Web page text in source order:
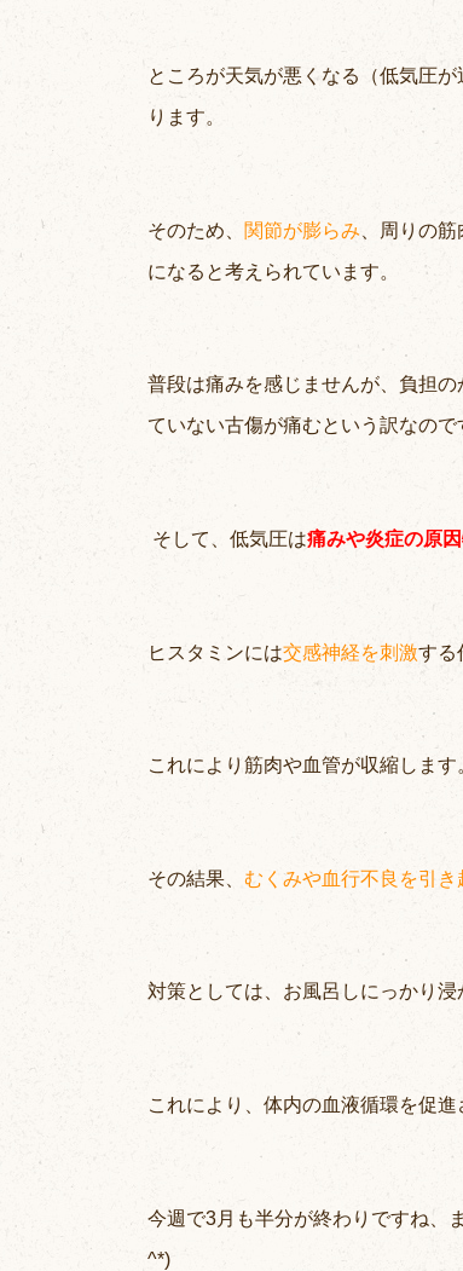
ところが天気が悪くなる（低気圧
ります。
そのため、 関節が膨らみ 、周りの
になると考えられています。
普段は痛みを感じませんが、負担
ていない古傷が痛むという訳なので
そして、低気圧は痛みや炎症の原
ヒスタミンには交感神経を刺激する
これにより筋肉や血管が収縮します
その結果、 むくみや血行不良を引き
対策としては、お風呂しに っかり浸
これにより、体内の血液循環を促進
今週で3月も半分が終わりですね、
^*)